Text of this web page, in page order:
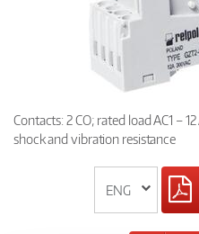
Contacts: 2 CO; rated load AC1 –
shock and vibration resistance